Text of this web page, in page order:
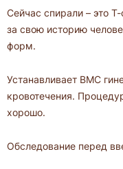
Сейчас спирали – это
за свою историю
форм.
Устанавливает ВМС
кровотечения.
хорошо.
Обследование перед